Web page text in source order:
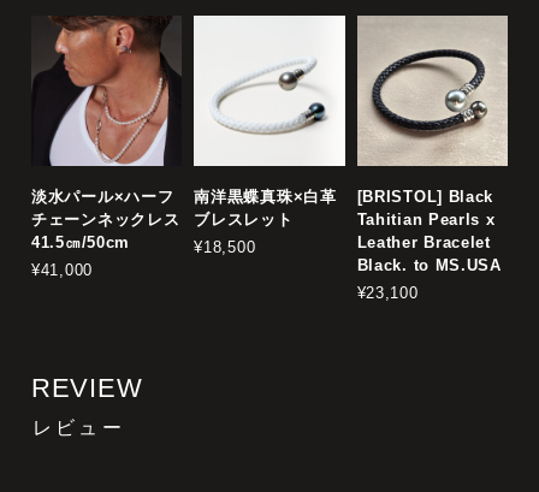
淡水パール×ハーフ
チェーンネックレス
41.5㎝/50cm
¥41,000
南洋黒蝶真珠×白革
ブレスレット
¥18,500
[BRISTOL] Black
Tahitian Pearls x
Leather Bracelet
Black. to MS.USA
¥23,100
REVIEW
レビュー